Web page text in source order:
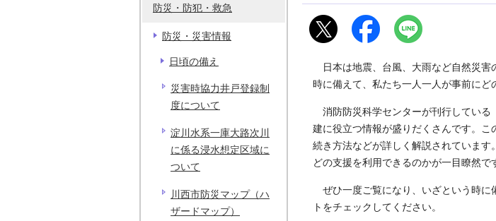
日本は地震、台風、大雨など自然災害
時に備えて、私たち一人一人が事前にど
消防防災科学センターが刊行している
建に役立つ情報が盛りだくさんです。
続き方法などが詳しく解説されています
どの支援を利用できるのかが一目瞭然で
ぜひ一度ご覧になり、いざという時に
トをチェックしてください。
防災・防犯・救急
防災・災害情報
日頃の備え
災害時協力井戸登録制
度について
淀川水系一庫大路次川
に係る浸水想定区域に
ついて
川西市防災マップ（ハ
ザードマップ）